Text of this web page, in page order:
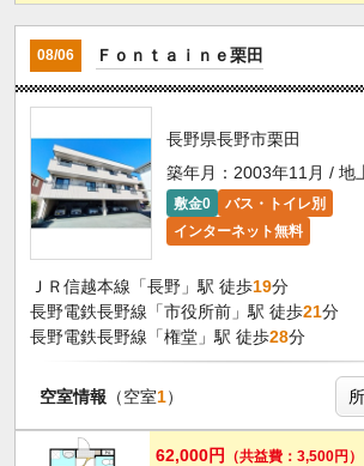
08/06 Ｆｏｎｔａｉｎｅ栗田
長野県長野市栗田
築年月：2003年11月 / 地
敷金0
バス・トイレ別
インターネット無料
ＪＲ信越本線「長野」駅 徒歩19分
長野電鉄長野線「市役所前」駅 徒歩21分
長野電鉄長野線「権堂」駅 徒歩28分
空室情報 （空室1）
62,000円
（共益費：3,500円）